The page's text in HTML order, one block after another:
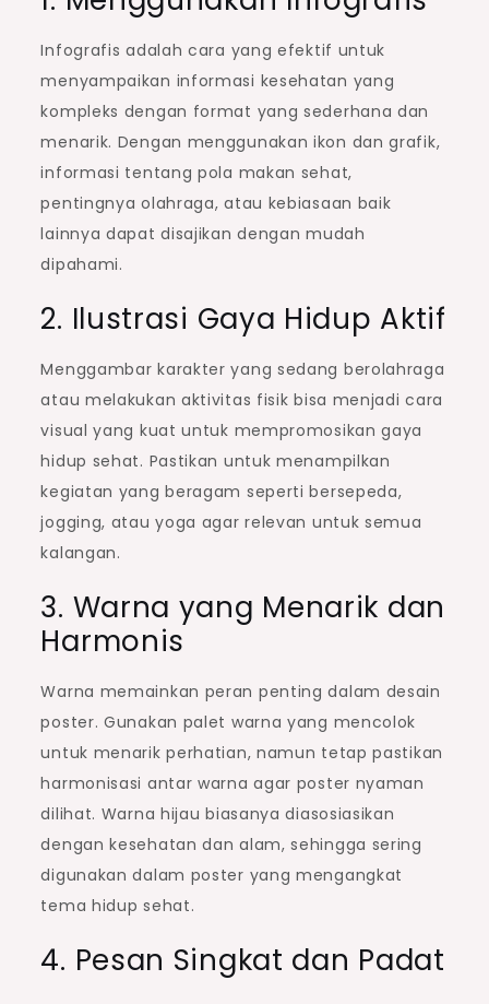
Infografis adalah cara yang efektif untuk
menyampaikan informasi kesehatan yang
kompleks dengan format yang sederhana dan
menarik. Dengan menggunakan ikon dan grafik,
informasi tentang pola makan sehat,
pentingnya olahraga, atau kebiasaan baik
lainnya dapat disajikan dengan mudah
dipahami.
2. Ilustrasi Gaya Hidup Aktif
Menggambar karakter yang sedang berolahraga
atau melakukan aktivitas fisik bisa menjadi cara
visual yang kuat untuk mempromosikan gaya
hidup sehat. Pastikan untuk menampilkan
kegiatan yang beragam seperti bersepeda,
jogging, atau yoga agar relevan untuk semua
kalangan.
3. Warna yang Menarik dan
Harmonis
Warna memainkan peran penting dalam desain
poster. Gunakan palet warna yang mencolok
untuk menarik perhatian, namun tetap pastikan
harmonisasi antar warna agar poster nyaman
dilihat. Warna hijau biasanya diasosiasikan
dengan kesehatan dan alam, sehingga sering
digunakan dalam poster yang mengangkat
tema hidup sehat.
4. Pesan Singkat dan Padat